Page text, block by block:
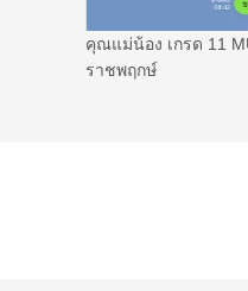
คุณแม่น้อง เกรด 11
ราชพฤกษ์